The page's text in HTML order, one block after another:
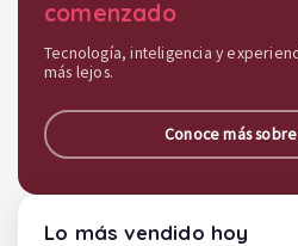
comenzado
Tecnología, inteligencia y
más lejos.
Conoce más
Lo más vendido hoy